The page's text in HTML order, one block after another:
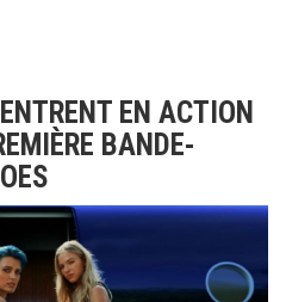
EN ACTION
BANDE-